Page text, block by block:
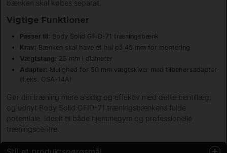
bænken skal købes separat.
Vigtige Funktioner
Passer til: Body Solid GFID-71 træningsbænk
Krav: Bænken skal have et hul på 45 mm for montering
Vægtstang: 25 mm i diameter
Adapter: Mulighed for 50 mm vægtskiver med tilbehørsadapter
(f.eks. OSA-14A)
Gør din træning mere alsidig og effektiv med dette bentillæg,
og udnyt Body Solid GFID-71 træningsbænkens fulde
potentiale. Ideelt til både hjemmegym og professionelle
træningscentre.